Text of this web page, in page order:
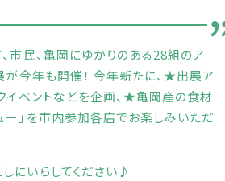
市民、亀岡にゆかりのある28組のア
が今年も開催！ 今年新たに、★出展ア
イベントなどを企画、★亀岡産の食材
ー」を市内参加各店でお楽しみいただ
にいらしてください♪